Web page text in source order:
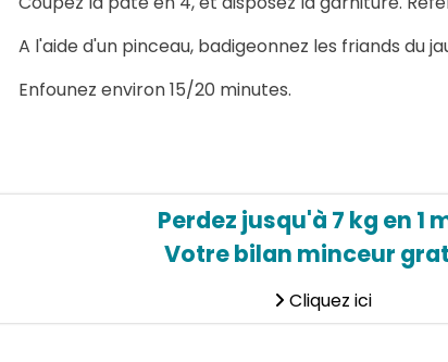
A l'aide d'un pinceau, badigeonnez les friands du
Enfounez environ 15/20 minutes.
Perdez jusqu'à 7 kg en 1
Votre bilan minceur
Cliquez ici